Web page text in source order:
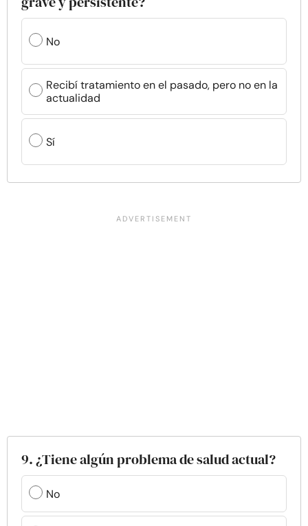
No
Recibí tratamiento en el pasado, pero no en la
actualidad
Sí
9. ¿Tiene algún problema de salud actual?
No